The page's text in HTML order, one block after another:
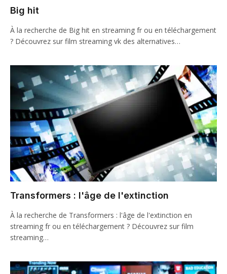
Big hit
À la recherche de Big hit en streaming fr ou en téléchargement
? Découvrez sur film streaming vk des alternatives…
Transformers : l'âge de l'extinction
À la recherche de Transformers : l'âge de l'extinction en
streaming fr ou en téléchargement ? Découvrez sur film
streaming…